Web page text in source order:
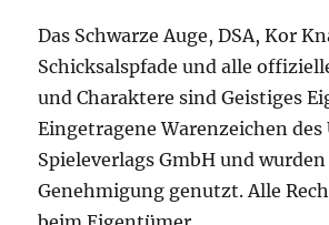
Das Schwarze Auge, DSA, Kor
Schicksalspfade und alle
und Charaktere sind Geistiges
Eingetragene Warenzeichen des
Spieleverlags GmbHund
Genehmigung genutzt. Alle